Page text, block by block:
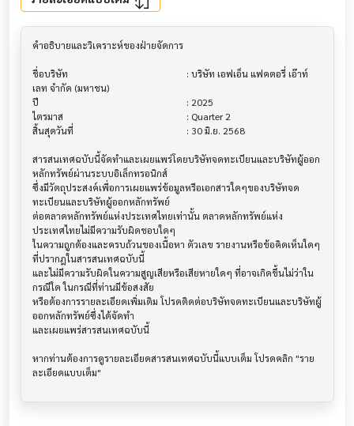
คำอธิบายและวิเคราะห์ของฝ่ายจัดการ
ชื่อบริษัท                               			 : บริษัท เอฟเอ็น แฟคตอรี่ เอ๊าท์
เลท จำกัด (มหาชน)
ปี                                     			 : 2025
ไตรมาส                                			 : Quarter 2
สิ้นสุดวันที่                              			 : 30 มิ.ย. 2568
สารสนเทศฉบับนี้จัดทำและเผยแพร่โดยบริษัทจดทะเบียนและบริษัทผู้ออก
หลักทรัพย์ผ่านระบบอิเล็กทรอนิกส์
ซึ่งมีวัตถุประสงค์เพื่อการเผยแพร่ข้อมูลหรือเอกสารใดๆของบริษัทจด
ทะเบียนและบริษัทผู้ออกหลักทรัพย์
ต่อตลาดหลักทรัพย์แห่งประเทศไทยเท่านั้น ตลาดหลักทรัพย์แห่ง
ประเทศไทยไม่มีความรับผิดชอบใดๆ
ในความถูกต้องและครบถ้วนของเนื้อหา ตัวเลข รายงานหรือข้อคิดเห็นใดๆ
ที่ปรากฎในสารสนเทศฉบับนี้
และไม่มีความรับผิดในความสูญเสียหรือเสียหายใดๆ ที่อาจเกิดขึ้นไม่ว่าใน
กรณีใด ในกรณีที่ท่านมีข้อสงสัย
หรือต้องการรายละเอียดเพิ่มเติม โปรดติดต่อบริษัทจดทะเบียนและบริษัทผู้
ออกหลักทรัพย์ซึ่งได้จัดทำ
และเผยแพร่สารสนเทศฉบับนี้
หากท่านต้องการดูรายละเอียดสารสนเทศฉบับนี้แบบเต็ม โปรดคลิก "ราย